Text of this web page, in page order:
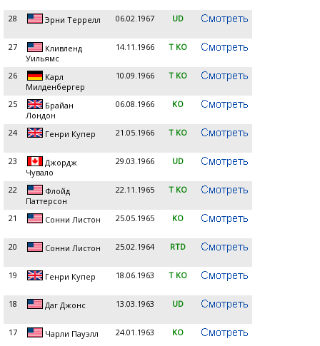
28 Эрни Террелл 06.02.1967 UD
27
Кливленд
Уильямс
14.11.1966 T KO
26
Карл
Милденбергер
10.09.1966 T KO
25
Брайан
Лондон
06.08.1966 KO
24 Генри Купер 21.05.1966 T KO
23
Джордж
Чувало
29.03.1966 UD
22
Флойд
Паттерсон
22.11.1965 T KO
21 Сонни Листон 25.05.1965 KO
20 Сонни Листон 25.02.1964 RTD
19 Генри Купер 18.06.1963 T KO
18 Даг Джонс 13.03.1963 UD
17 Чарли Пауэлл 24.01.1963 KO